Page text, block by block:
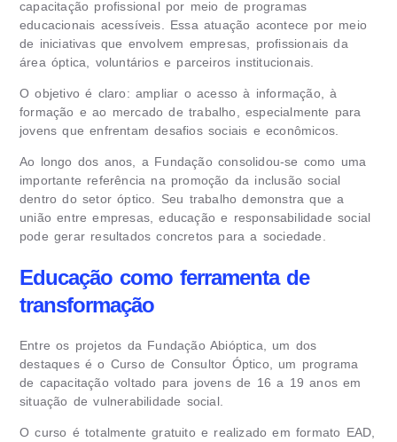
capacitação profissional por meio de programas
educacionais acessíveis. Essa atuação acontece por meio
de iniciativas que envolvem empresas, profissionais da
área óptica, voluntários e parceiros institucionais.
O objetivo é claro: ampliar o acesso à informação, à
formação e ao mercado de trabalho, especialmente para
jovens que enfrentam desafios sociais e econômicos.
Ao longo dos anos, a Fundação consolidou-se como uma
importante referência na promoção da inclusão social
dentro do setor óptico. Seu trabalho demonstra que a
união entre empresas, educação e responsabilidade social
pode gerar resultados concretos para a sociedade.
Educação como ferramenta de
transformação
Entre os projetos da Fundação Abióptica, um dos
destaques é o Curso de Consultor Óptico, um programa
de capacitação voltado para jovens de 16 a 19 anos em
situação de vulnerabilidade social.
O curso é totalmente gratuito e realizado em formato EAD,